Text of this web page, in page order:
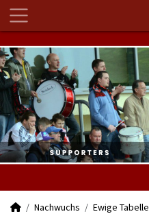
Nachwuchs Ewige Tabelle